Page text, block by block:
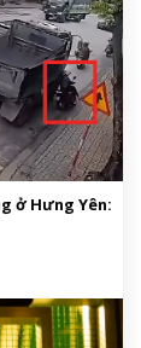
ở Hưng Yên: